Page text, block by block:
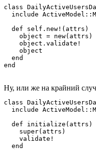
class
include
  def self.new!(attrs)
    object = new(attrs)
    object.validate!
    object
  end
Ну, или же на крайний
class
include
  def initialize(attrs)
    super(attrs)
    validate!
  end